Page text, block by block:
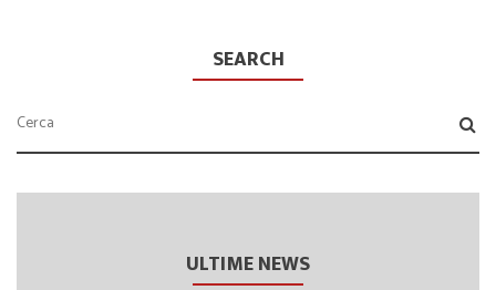
SEARCH
ULTIME NEWS